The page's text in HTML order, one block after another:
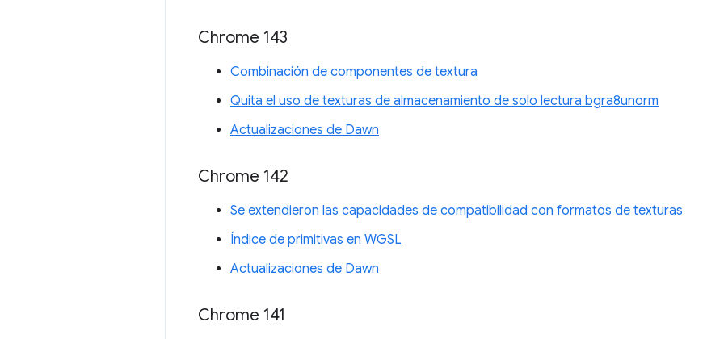
Chrome 143
Combinación de componentes de textura
Quita el uso de texturas de almacenamiento de solo lectura bgra8unorm
Actualizaciones de Dawn
Chrome 142
Se extendieron las capacidades de compatibilidad con formatos de texturas
Índice de primitivas en WGSL
Actualizaciones de Dawn
Chrome 141